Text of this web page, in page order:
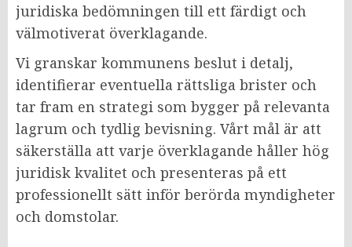
juridiska bedömningen till ett färdigt och
välmotiverat överklagande.
Vi granskar kommunens beslut i detalj,
identifierar eventuella rättsliga brister och
tar fram en strategi som bygger på relevanta
lagrum och tydlig bevisning. Vårt mål är att
säkerställa att varje överklagande håller hög
juridisk kvalitet och presenteras på ett
professionellt sätt inför berörda myndigheter
och domstolar.